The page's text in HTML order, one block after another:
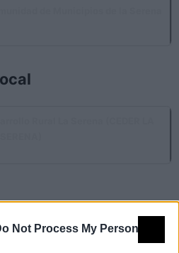
Not Process My Personal
de la Serena